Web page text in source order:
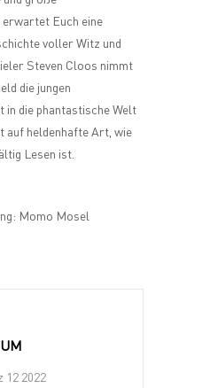
Euch eine
voller Witz und
Steven Cloos nimmt
die jungen
in die phantastische Welt
auf heldenhafte Art, wie
Lesen ist.
Momo Mosel
12 2022